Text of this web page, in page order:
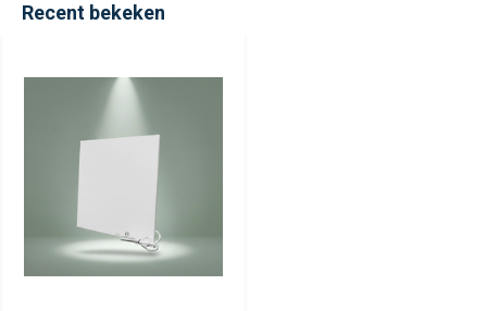
Recent bekeken